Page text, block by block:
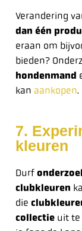
Verandering
dan één
eraan om
bieden?
hondenmand
kan aankopen.
7.
kleuren
Durf
clubkleuren
die
collectie uit